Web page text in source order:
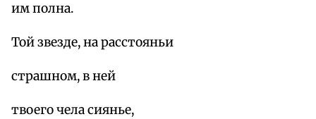
им полна.
Той звезде, на расстояньи
страшном, в ней
твоего чела сиянье,